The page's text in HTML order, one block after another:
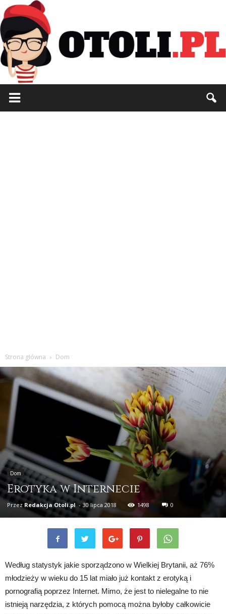
Strona główna Dom
Dom
Erotyka w Internecie
Przez Redakcja Otoli.pl - 30 lipca 2018 1498 0
Według statystyk jakie sporządzono w Wielkiej Brytanii, aż 76%
młodzieży w wieku do 15 lat miało już kontakt z erotyką i
pornografią poprzez Internet. Mimo, że jest to nielegalne to nie
istnieją narzędzia, z których pomocą można byłoby całkowicie